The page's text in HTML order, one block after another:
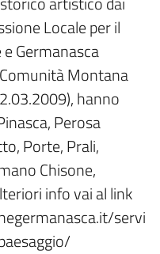
Locale per il
Germanasca
Montana
hanno
Perosa
Porte, Prali,
Chisone,
info vai al link
servi